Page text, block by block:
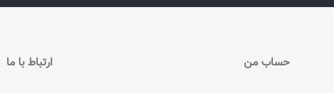
حساب من ارتباط با ما